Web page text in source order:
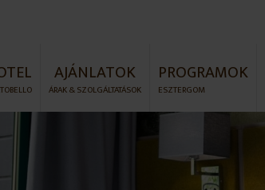
AJÁNLATOK
ÁRAK & SZOLGÁLTATÁSOK
PROGRAMOK
ESZTERGOM